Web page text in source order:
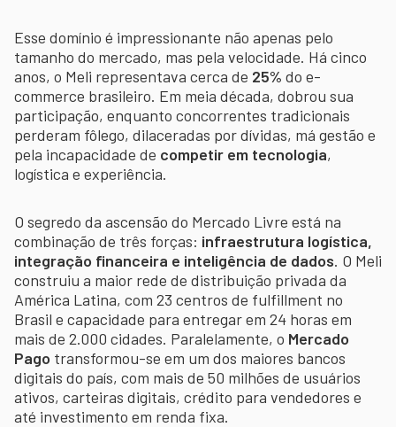
Esse domínio é impressionante não apenas pelo
tamanho do mercado, mas pela velocidade. Há cinco
anos, o Meli representava cerca de 25% do e-
commerce brasileiro. Em meia década, dobrou sua
participação, enquanto concorrentes tradicionais
perderam fôlego, dilaceradas por dívidas, má gestão e
pela incapacidade de competir em tecnologia,
logística e experiência.
O segredo da ascensão do Mercado Livre está na
combinação de três forças: infraestrutura logística,
integração financeira e inteligência de dados. O Meli
construiu a maior rede de distribuição privada da
América Latina, com 23 centros de fulfillment no
Brasil e capacidade para entregar em 24 horas em
mais de 2.000 cidades. Paralelamente, o Mercado
Pago transformou-se em um dos maiores bancos
digitais do país, com mais de 50 milhões de usuários
ativos, carteiras digitais, crédito para vendedores e
até investimento em renda fixa.